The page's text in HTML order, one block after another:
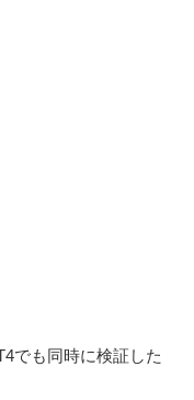
でも同時に検証した